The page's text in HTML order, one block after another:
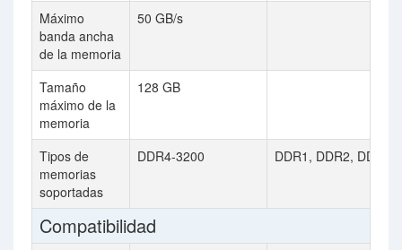
Máximo
banda ancha
de la memoria
50 GB/s
Tamaño
máximo de la
memoria
128 GB
Tipos de
memorias
soportadas
DDR4-3200 DDR1, DDR2, DDR3
Compatibilidad